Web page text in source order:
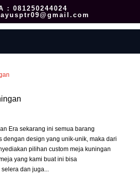
: 081250244024
Era sekarang ini semua barang
dengan design yang unik-unik, maka dari
pilihan custom meja kuningan
yang kami buat ini bisa
dan juga...